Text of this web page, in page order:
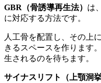
GBR（骨誘導再生法） は
に対応する方法です。
人工骨を配置し、その上
きるスペースを作ります
生されるのを待ちます。
サイナスリフト（上顎洞挙